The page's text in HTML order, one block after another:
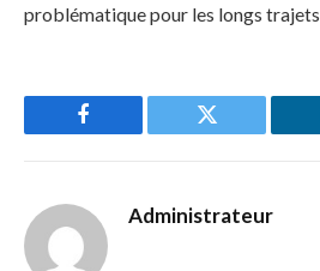
problématique pour les longs trajets.
Facebook Twitter
Administrateur